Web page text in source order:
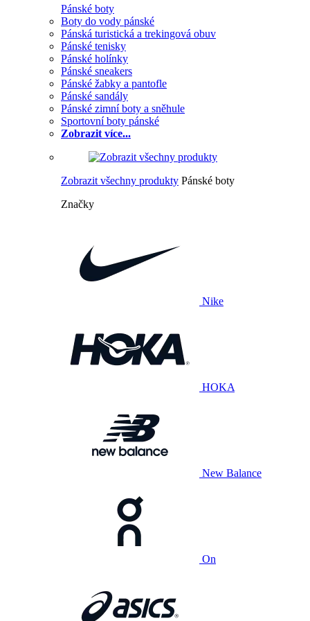
Pánské boty
Boty do vody pánské
Pánská turistická a trekingová obuv
Pánské tenisky
Pánské holínky
Pánské sneakers
Pánské žabky a pantofle
Pánské sandály
Pánské zimní boty a sněhule
Sportovní boty pánské
Zobrazit více...
Zobrazit všechny produkty Pánské boty
Značky
Nike
HOKA
New Balance
On